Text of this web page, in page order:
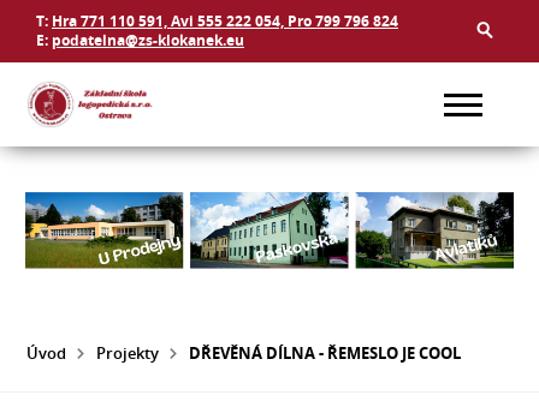
T: Hra 771 110 591, Avi 555 222 054, Pro 799 796 824
E: podatelna@zs-klokanek.eu
Úvod Projekty DŘEVĚNÁ DÍLNA - ŘEMESLO JE COOL